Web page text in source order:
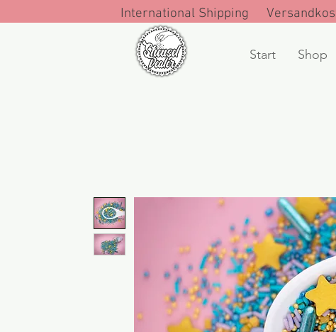
International Shipping
Start Shop